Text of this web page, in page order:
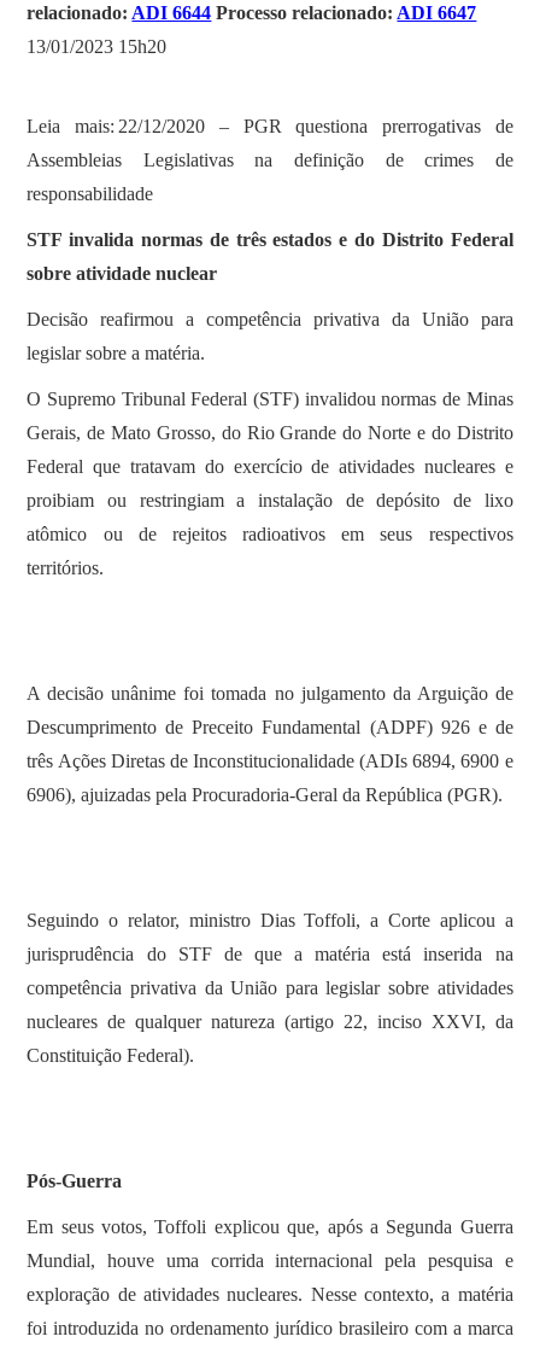
relacionado: ADI 6644 Processo relacionado: ADI 6647
13/01/2023 15h20
Leia mais: 22/12/2020 – PGR questiona prerrogativas de
Assembleias Legislativas na definição de crimes de
responsabilidade
STF invalida normas de três estados e do Distrito Federal
sobre atividade nuclear
Decisão reafirmou a competência privativa da União para
legislar sobre a matéria.
O Supremo Tribunal Federal (STF) invalidou normas de Minas
Gerais, de Mato Grosso, do Rio Grande do Norte e do Distrito
Federal que tratavam do exercício de atividades nucleares e
proibiam ou restringiam a instalação de depósito de lixo
atômico ou de rejeitos radioativos em seus respectivos
territórios.
A decisão unânime foi tomada no julgamento da Arguição de
Descumprimento de Preceito Fundamental (ADPF) 926 e de
três Ações Diretas de Inconstitucionalidade (ADIs 6894, 6900 e
6906), ajuizadas pela Procuradoria-Geral da República (PGR).
Seguindo o relator, ministro Dias Toffoli, a Corte aplicou a
jurisprudência do STF de que a matéria está inserida na
competência privativa da União para legislar sobre atividades
nucleares de qualquer natureza (artigo 22, inciso XXVI, da
Constituição Federal).
Pós-Guerra
Em seus votos, Toffoli explicou que, após a Segunda Guerra
Mundial, houve uma corrida internacional pela pesquisa e
exploração de atividades nucleares. Nesse contexto, a matéria
foi introduzida no ordenamento jurídico brasileiro com a marca